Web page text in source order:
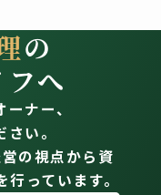
の
へ
ナー、
い。
の視点から資
っています。